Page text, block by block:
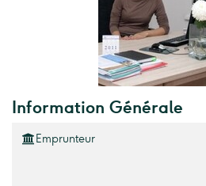
Information Générale
Emprunteur